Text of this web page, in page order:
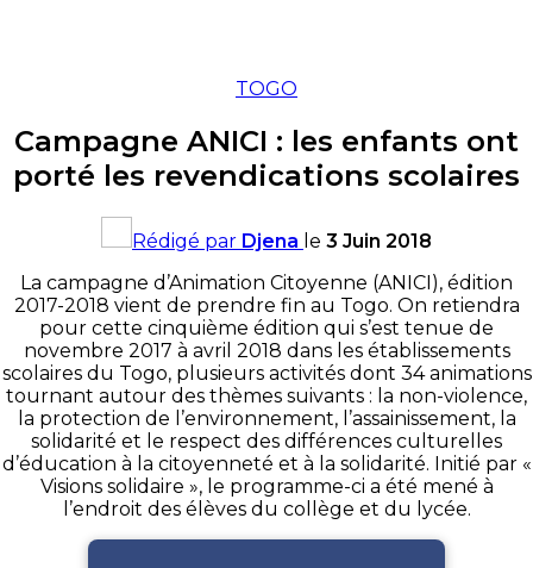
TOGO
Campagne ANICI : les enfants ont
porté les revendications scolaires
Rédigé par Djena le 3 Juin 2018
La campagne d’Animation Citoyenne (ANICI), édition
2017-2018 vient de prendre fin au Togo. On retiendra
pour cette cinquième édition qui s’est tenue de
novembre 2017 à avril 2018 dans les établissements
scolaires du Togo, plusieurs activités dont 34 animations
tournant autour des thèmes suivants : la non-violence,
la protection de l’environnement, l’assainissement, la
solidarité et le respect des différences culturelles
d’éducation à la citoyenneté et à la solidarité. Initié par «
Visions solidaire », le programme-ci a été mené à
l’endroit des élèves du collège et du lycée.